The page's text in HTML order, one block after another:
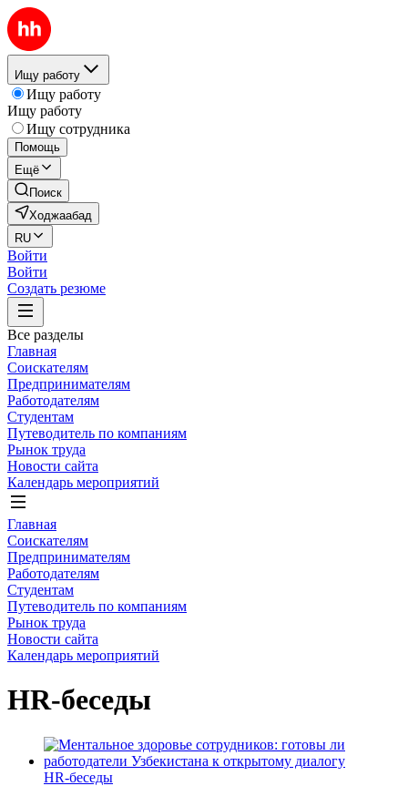
Ищу работу
Ищу работу
Ищу работу
Ищу сотрудника
Помощь
Ещё
Поиск
Ходжаабад
RU
Войти
Войти
Создать резюме
Все разделы
Главная
Соискателям
Предпринимателям
Работодателям
Студентам
Путеводитель по компаниям
Рынок труда
Новости сайта
Календарь мероприятий
Главная
Соискателям
Предпринимателям
Работодателям
Студентам
Путеводитель по компаниям
Рынок труда
Новости сайта
Календарь мероприятий
HR-беседы
HR-беседы